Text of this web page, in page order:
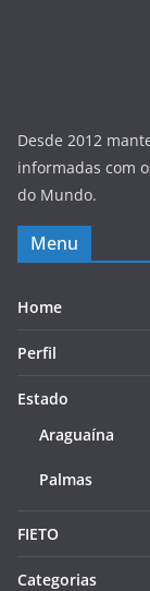
Desde 2012
informadas com
do Mundo.
Menu
Home
Perfil
Estado
Araguaína
Palmas
FIETO
Categorias